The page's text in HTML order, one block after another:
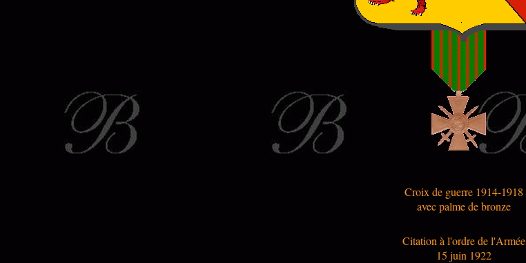
Croix de guerre 1914-1918
avec palme de bronze
Citation à l'ordre de l'Armée
15 juin 1922